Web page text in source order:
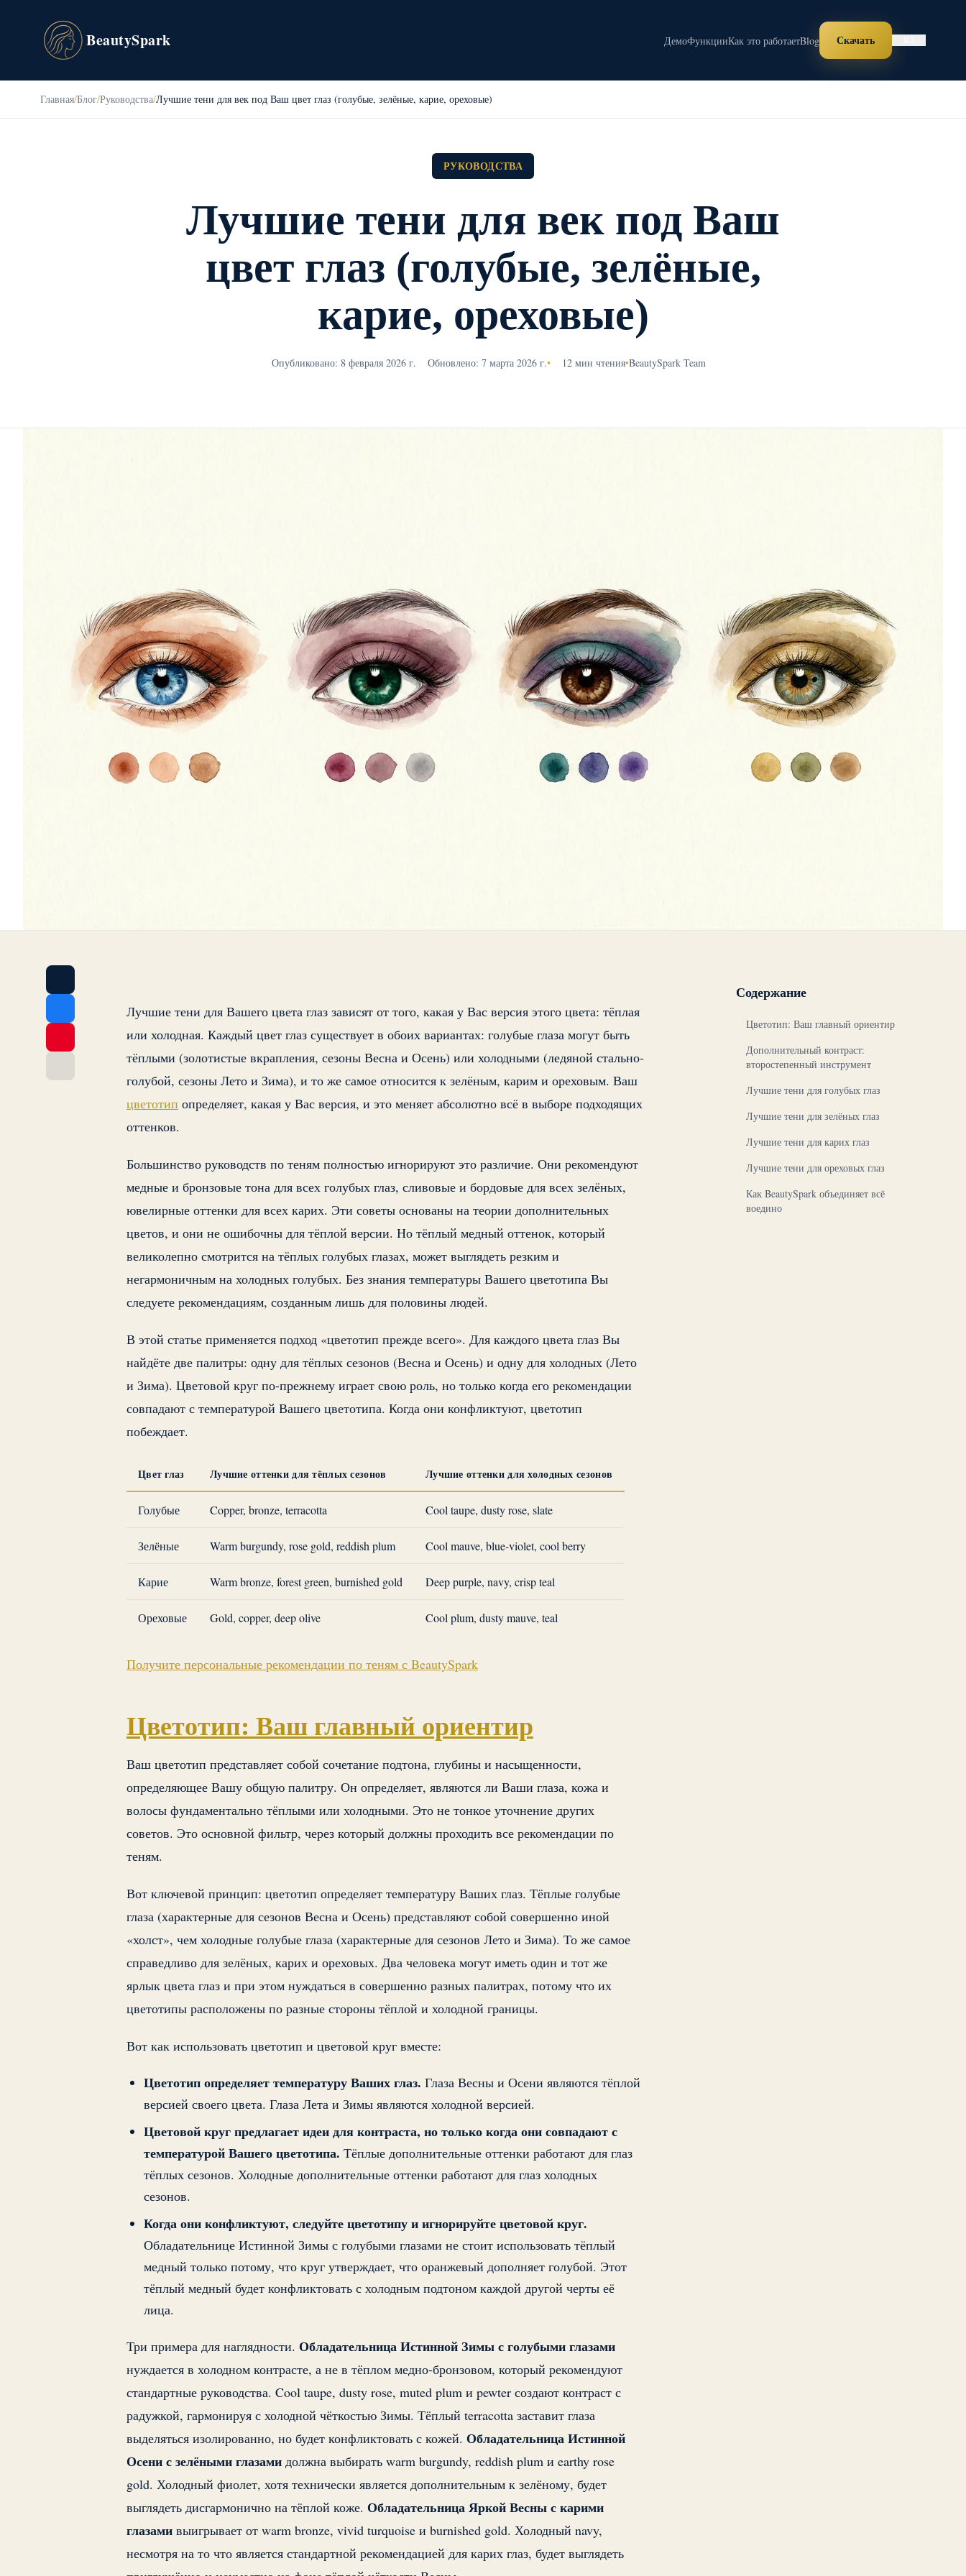
BeautySpark ДемоФункцииКак это работаетBlog Скачать
Главная/Блог/Руководства/Лучшие тени для век под Ваш цвет глаз (голубые, зелёные, карие, ореховые)
РУКОВОДСТВА
Лучшие тени для век под Ваш
цвет глаз (голубые, зелёные,
карие, ореховые)
Опубликовано: 8 февраля 2026 г. Обновлено: 7 марта 2026 г.• 12 мин чтения•BeautySpark Team
Лучшие тени для Вашего цвета глаз зависят от того, какая у Вас версия этого цвета: тёплая
или холодная. Каждый цвет глаз существует в обоих вариантах: голубые глаза могут быть
тёплыми (золотистые вкрапления, сезоны Весна и Осень) или холодными (ледяной стально-
голубой, сезоны Лето и Зима), и то же самое относится к зелёным, карим и ореховым. Ваш
цветотип определяет, какая у Вас версия, и это меняет абсолютно всё в выборе подходящих
оттенков.
Большинство руководств по теням полностью игнорируют это различие. Они рекомендуют
медные и бронзовые тона для всех голубых глаз, сливовые и бордовые для всех зелёных,
ювелирные оттенки для всех карих. Эти советы основаны на теории дополнительных
цветов, и они не ошибочны для тёплой версии. Но тёплый медный оттенок, который
великолепно смотрится на тёплых голубых глазах, может выглядеть резким и
негармоничным на холодных голубых. Без знания температуры Вашего цветотипа Вы
следуете рекомендациям, созданным лишь для половины людей.
В этой статье применяется подход «цветотип прежде всего». Для каждого цвета глаз Вы
найдёте две палитры: одну для тёплых сезонов (Весна и Осень) и одну для холодных (Лето
и Зима). Цветовой круг по-прежнему играет свою роль, но только когда его рекомендации
совпадают с температурой Вашего цветотипа. Когда они конфликтуют, цветотип
побеждает.
Цвет глаз Лучшие оттенки для тёплых сезонов Лучшие оттенки для холодных сезонов
Голубые Copper, bronze, terracotta Cool taupe, dusty rose, slate
Зелёные Warm burgundy, rose gold, reddish plum Cool mauve, blue-violet, cool berry
Карие Warm bronze, forest green, burnished gold Deep purple, navy, crisp teal
Ореховые Gold, copper, deep olive Cool plum, dusty mauve, teal
Получите персональные рекомендации по теням с BeautySpark
Цветотип: Ваш главный ориентир
Ваш цветотип представляет собой сочетание подтона, глубины и насыщенности,
определяющее Вашу общую палитру. Он определяет, являются ли Ваши глаза, кожа и
волосы фундаментально тёплыми или холодными. Это не тонкое уточнение других
советов. Это основной фильтр, через который должны проходить все рекомендации по
теням.
Вот ключевой принцип: цветотип определяет температуру Ваших глаз. Тёплые голубые
глаза (характерные для сезонов Весна и Осень) представляют собой совершенно иной
«холст», чем холодные голубые глаза (характерные для сезонов Лето и Зима). То же самое
справедливо для зелёных, карих и ореховых. Два человека могут иметь один и тот же
ярлык цвета глаз и при этом нуждаться в совершенно разных палитрах, потому что их
цветотипы расположены по разные стороны тёплой и холодной границы.
Вот как использовать цветотип и цветовой круг вместе:
Цветотип определяет температуру Ваших глаз. Глаза Весны и Осени являются тёплой
версией своего цвета. Глаза Лета и Зимы являются холодной версией.
Цветовой круг предлагает идеи для контраста, но только когда они совпадают с
температурой Вашего цветотипа. Тёплые дополнительные оттенки работают для глаз
тёплых сезонов. Холодные дополнительные оттенки работают для глаз холодных
сезонов.
Когда они конфликтуют, следуйте цветотипу и игнорируйте цветовой круг.
Обладательнице Истинной Зимы с голубыми глазами не стоит использовать тёплый
медный только потому, что круг утверждает, что оранжевый дополняет голубой. Этот
тёплый медный будет конфликтовать с холодным подтоном каждой другой черты её
лица.
Три примера для наглядности. Обладательница Истинной Зимы с голубыми глазами
нуждается в холодном контрасте, а не в тёплом медно-бронзовом, который рекомендуют
стандартные руководства. Cool taupe, dusty rose, muted plum и pewter создают контраст с
радужкой, гармонируя с холодной чёткостью Зимы. Тёплый terracotta заставит глаза
выделяться изолированно, но будет конфликтовать с кожей. Обладательница Истинной
Осени с зелёными глазами должна выбирать warm burgundy, reddish plum и earthy rose
gold. Холодный фиолет, хотя технически является дополнительным к зелёному, будет
выглядеть дисгармонично на тёплой коже. Обладательница Яркой Весны с карими
глазами выигрывает от warm bronze, vivid turquoise и burnished gold. Холодный navy,
несмотря на то что является стандартной рекомендацией для карих глаз, будет выглядеть
Содержание
Цветотип: Ваш главный ориентир
Дополнительный контраст:
второстепенный инструмент
Лучшие тени для голубых глаз
Лучшие тени для зелёных глаз
Лучшие тени для карих глаз
Лучшие тени для ореховых глаз
Как BeautySpark объединяет всё
воедино